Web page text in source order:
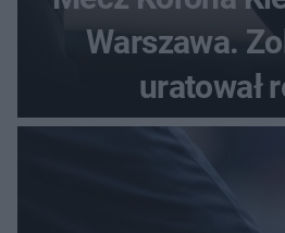
Warszawa.
uratował